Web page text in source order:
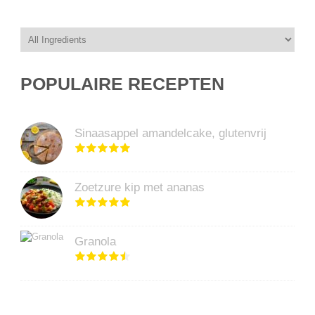
POPULAIRE RECEPTEN
Sinaasappel amandelcake, glutenvrij
Zoetzure kip met ananas
Granola